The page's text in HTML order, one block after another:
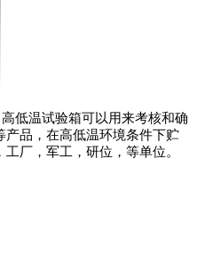
高低温试验箱可以用来考核和确
产品，在高低温环境条件下贮
厂，军工，研位，等单位。